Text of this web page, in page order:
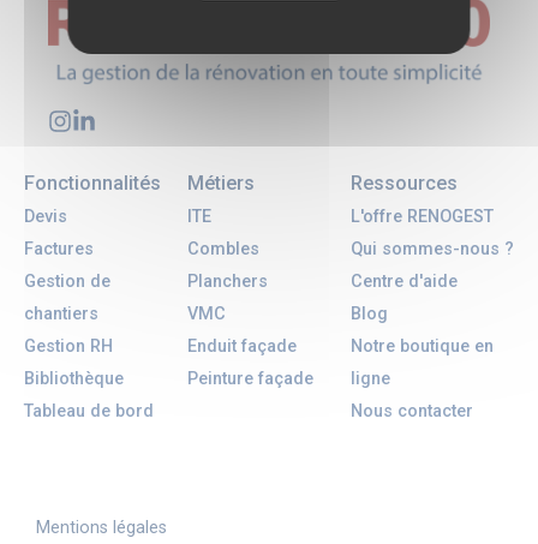
Fonctionnalités
Devis
Factures
Gestion de
chantiers
Gestion RH
Bibliothèque
Tableau de bord
Métiers
ITE
Combles
Planchers
VMC
Enduit façade
Peinture façade
Ressources
L'offre RENOGEST
Qui sommes-nous ?
Centre d'aide
Blog
Notre boutique en
ligne
Nous contacter
Mentions légales